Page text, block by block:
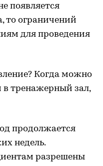
появляется
то ограничений
для проведения
Когда можно
в тренажерный зал,
продолжается
недель.
разрешены